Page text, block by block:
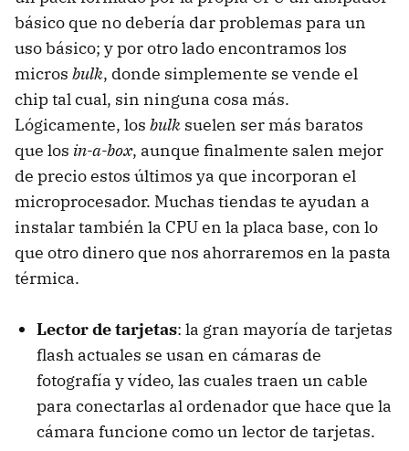
básico que no debería dar problemas para un
uso básico; y por otro lado encontramos los
micros bulk, donde simplemente se vende el
chip tal cual, sin ninguna cosa más.
Lógicamente, los bulk suelen ser más baratos
que los in-a-box, aunque finalmente salen mejor
de precio estos últimos ya que incorporan el
microprocesador. Muchas tiendas te ayudan a
instalar también la CPU en la placa base, con lo
que otro dinero que nos ahorraremos en la pasta
térmica.
Lector de tarjetas: la gran mayoría de tarjetas
flash actuales se usan en cámaras de
fotografía y vídeo, las cuales traen un cable
para conectarlas al ordenador que hace que la
cámara funcione como un lector de tarjetas.